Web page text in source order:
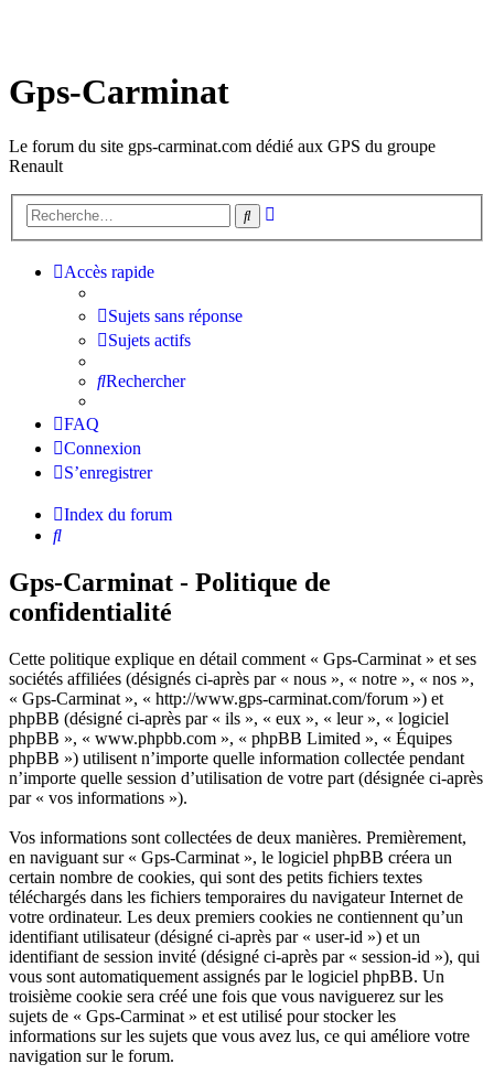
Gps-Carminat
Le forum du site gps-carminat.com dédié aux GPS du groupe
Renault
Rechercher
Accès rapide
Sujets sans réponse
Sujets actifs
Rechercher
FAQ
Connexion
S’enregistrer
Index du forum
Rechercher
Gps-Carminat - Politique de
confidentialité
Cette politique explique en détail comment « Gps-Carminat » et ses
sociétés affiliées (désignés ci-après par « nous », « notre », « nos »,
« Gps-Carminat », « http://www.gps-carminat.com/forum ») et
phpBB (désigné ci-après par « ils », « eux », « leur », « logiciel
phpBB », « www.phpbb.com », « phpBB Limited », « Équipes
phpBB ») utilisent n’importe quelle information collectée pendant
n’importe quelle session d’utilisation de votre part (désignée ci-après
par « vos informations »).
Vos informations sont collectées de deux manières. Premièrement,
en naviguant sur « Gps-Carminat », le logiciel phpBB créera un
certain nombre de cookies, qui sont des petits fichiers textes
téléchargés dans les fichiers temporaires du navigateur Internet de
votre ordinateur. Les deux premiers cookies ne contiennent qu’un
identifiant utilisateur (désigné ci-après par « user-id ») et un
identifiant de session invité (désigné ci-après par « session-id »), qui
vous sont automatiquement assignés par le logiciel phpBB. Un
troisième cookie sera créé une fois que vous naviguerez sur les
sujets de « Gps-Carminat » et est utilisé pour stocker les
informations sur les sujets que vous avez lus, ce qui améliore votre
navigation sur le forum.